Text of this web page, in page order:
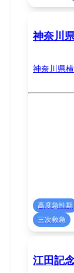
神奈川
神奈川県
高度急性期
三次救急
江田記